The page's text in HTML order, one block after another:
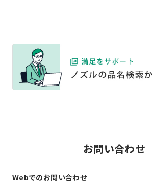
お問い合わせ
Webでのお問い合わせ